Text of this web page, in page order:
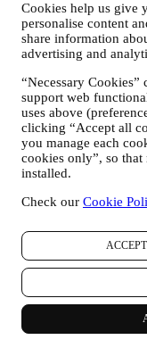
Cookies help us give
personalise content
share information
advertising and
“Necessary Cookies”
support web
uses above
clicking “Accept all
you manage each
cookies only”, so
installed.
Check our Cookie
użytkownikom w
szybszej
dostawy,
przetwarzanie jest
podstawie
W CELU
PRODUKTÓW,
UDZIELANIA
Będziemy
stosunkiem
internetowej,
umożliwienia
celów
weryfikacji kart
kątem oszustw,
testowania
Czasami
użytkownikiem z